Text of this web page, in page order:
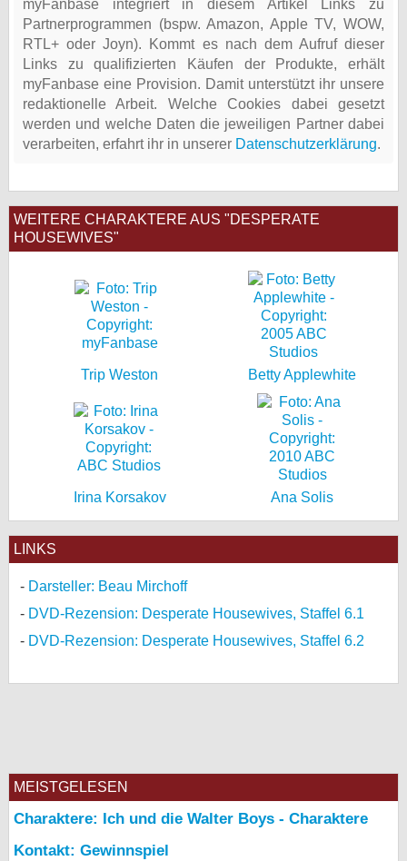
myFanbase integriert in diesem Artikel Links zu
Partnerprogrammen (bspw. Amazon, Apple TV, WOW,
RTL+ oder Joyn). Kommt es nach dem Aufruf dieser
Links zu qualifizierten Käufen der Produkte, erhält
myFanbase eine Provision. Damit unterstützt ihr unsere
redaktionelle Arbeit. Welche Cookies dabei gesetzt
werden und welche Daten die jeweiligen Partner dabei
verarbeiten, erfahrt ihr in unserer Datenschutzerklärung.
WEITERE CHARAKTERE AUS "DESPERATE
HOUSEWIVES"
Trip Weston Betty Applewhite
Irina Korsakov Ana Solis
LINKS
Darsteller: Beau Mirchoff
DVD-Rezension: Desperate Housewives, Staffel 6.1
DVD-Rezension: Desperate Housewives, Staffel 6.2
MEISTGELESEN
Charaktere: Ich und die Walter Boys - Charaktere
Kontakt: Gewinnspiel